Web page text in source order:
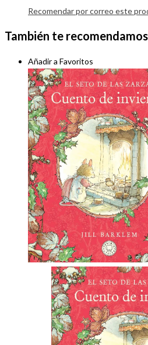
Recomendar por correo este
También te
Añadir a Favoritos